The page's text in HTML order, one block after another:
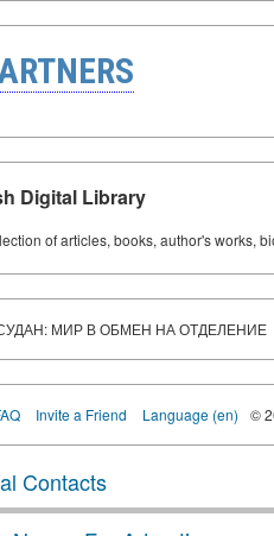
Digital Library
of articles, books, author's works,
МИР В ОБМЕН НА ОТДЕЛЕНИЕ
Invite a Friend Language (en) ©
Contacts